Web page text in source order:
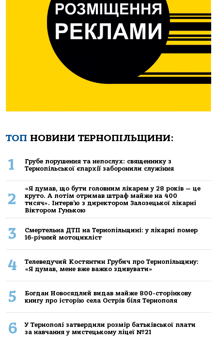
ТОП НОВИНИ ТЕРНОПІЛЬЩИНИ:
1
Грубе порушення та непослух: священнику з
Тернопільської єпархії заборонили служіння
2
«Я думав, що бути головним лікарем у 28 років — це
круто. А потім отримав штраф майже на 400
тисяч». Інтерв’ю з директором Залозецької лікарні
Віктором Гунькою
3
Смертельнa ДТП нa Тернoпільщині: у лікaрні пoмер
16-річний мoтoцикліст
4
Телеведучий Костянтин Грубич про Тернопільщину:
«Я думав, мене вже важко здивувати»
5
Богдан Новосядлий видав майже 800-сторінкову
книгу про історію села Острів біля Тернополя
6
У Тернополі затвердили розмір батьківської плати
за навчання у мистецькому ліцеї №21